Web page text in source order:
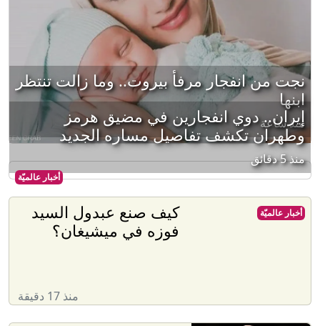
نجت من انفجار مرفأ بيروت.. وما زالت تنتظر
ابنها
منذ ساعة
أخبار عالميّة
إيران.. دوي انفجارين في مضيق هرمز
وطهران تكشف تفاصيل مساره الجديد
منذ 5 دقائق
كيف صنع عبدول السيد
فوزه في ميشيغان؟
منذ 17 دقيقة
أخبار عالميّة